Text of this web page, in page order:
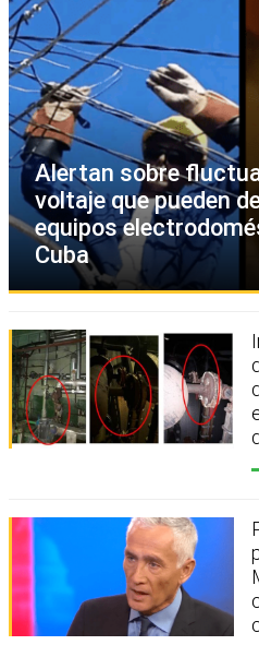
Alertan sobre
voltaje que pueden
equipos
Cuba